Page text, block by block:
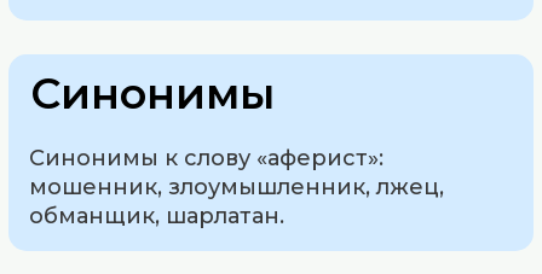
Синонимы
Синонимы к слову «аферист»:
мошенник, злоумышленник, лжец,
обманщик, шарлатан.